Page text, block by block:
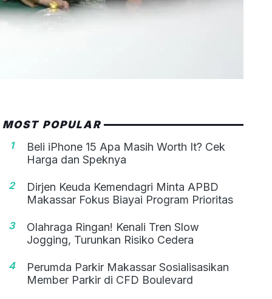
MOST POPULAR
1
Beli iPhone 15 Apa Masih Worth It? Cek
Harga dan Speknya
2
Dirjen Keuda Kemendagri Minta APBD
Makassar Fokus Biayai Program Prioritas
3
Olahraga Ringan! Kenali Tren Slow
Jogging, Turunkan Risiko Cedera
4
Perumda Parkir Makassar Sosialisasikan
Member Parkir di CFD Boulevard